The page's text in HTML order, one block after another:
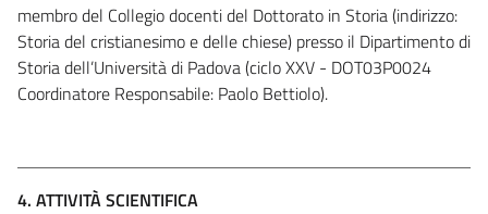
membro del Collegio docenti del Dottorato in Storia (indirizzo:
Storia del cristianesimo e delle chiese) presso il Dipartimento di
Storia dell’Università di Padova (ciclo XXV - DOT03P0024
Coordinatore Responsabile: Paolo Bettiolo).
4. ATTIVITÀ SCIENTIFICA